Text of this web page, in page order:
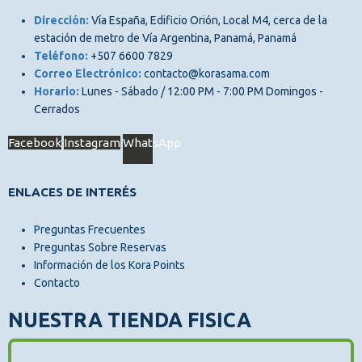
Dirección: Vía España, Edificio Orión, Local M4, cerca de la
estación de metro de Vía Argentina, Panamá, Panamá
Teléfono: +507 6600 7829
Correo Electrónico: contacto@korasama.com
Horario: Lunes - Sábado / 12:00 PM - 7:00 PM Domingos -
Cerrados
Facebook InstagramWhatsApp
ENLACES DE INTERÉS
Preguntas Frecuentes
Preguntas Sobre Reservas
Información de los Kora Points
Contacto
NUESTRA TIENDA FISICA